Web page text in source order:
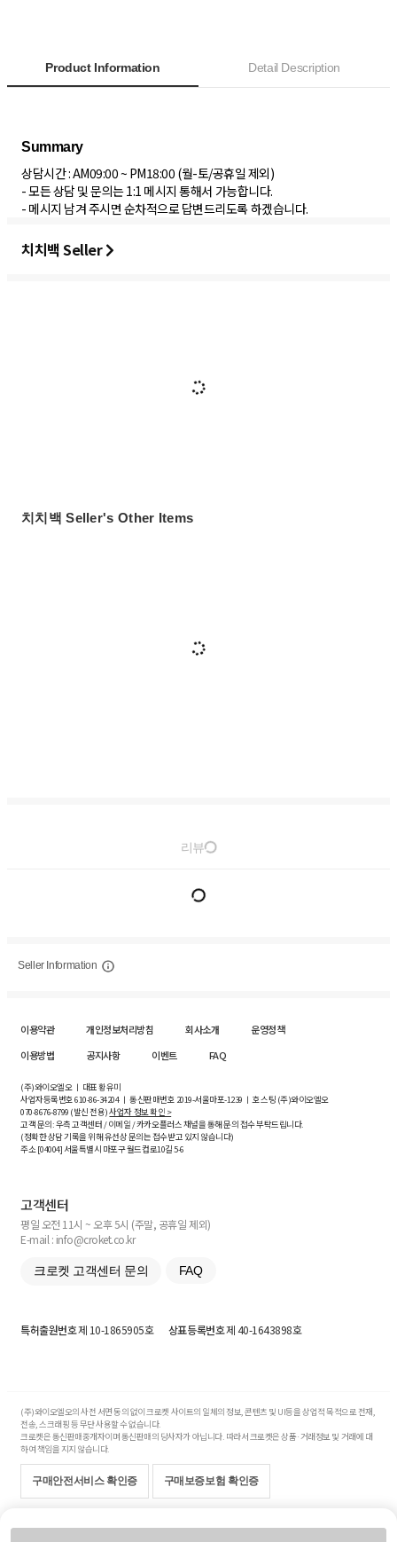
Product Information Detail Description
Summary
상담시간 : AM09:00 ~ PM18:00 (월-토/공휴일 제외)
- 모든 상담 및 문의는 1:1 메시지 통해서 가능합니다.
- 메시지 남겨 주시면 순차적으로 답변드리도록 하겠습니다.
치치백 Seller
치치백 Seller's Other Items
리뷰
Seller Information
이용약관 개인정보처리방침 회사소개
운영정책
이용방법
공지사항 이벤트 FAQ
(주)와이오엘오 ㅣ 대표 황유미
사업자등록번호610-86-34204ㅣ 통신판매번호 2019-서울마포-1239 ㅣ 호스팅 (주)와이오엘오
070-8676-8799 (발신 전용)사업자 정보 확인 >
고객 문의: 우측 고객센터 / 이메일 / 카카오플러스 채널을 통해 문의 접수 부탁드립니다.
(정확한 상담 기록을 위해 유선상 문의는 접수받고 있지 않습니다)
주소 [04004] 서울특별시 마포구 월드컵로10길5-6
고객센터
평일 오전 11시 ~ 오후 5시 (주말, 공휴일 제외)
E-mail : info@croket.co.kr
크로켓 고객센터 문의 FAQ
특허출원번호제 10-1865905호 상표등록번호제 40-1643898호
(주)와이오엘오의 사전 서면 동의 없이 크로켓 사이트의 일체의 정보, 콘텐츠 및 UI등을 상업적 목적으로 전재,
전송, 스크래핑 등 무단 사용할 수 없습니다.
크로켓은 통신판매중개자이며 통신판매의 당사자가 아닙니다. 따라서 크로켓은 상품·거래정보 및 거래에 대
하여 책임을 지지 않습니다.
구매안전서비스 확인증 구매보증보험 확인증